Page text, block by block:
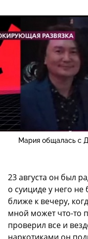
Мария общалась с
23 августа он был
о суициде у него
ближе к вечеру,
мной может что-то
проверил все и